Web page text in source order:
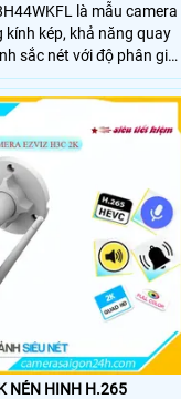
là mẫu camera
kép, khả năng quay
sắc nét với độ phân giải
lên đến 30m, hỗ trợ
bị tích hợp chức năng
bằng đèn và còi hú,
giúp hoạt động bền
NÉN HINH H.265